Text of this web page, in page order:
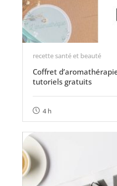
recette santé et beauté
Coffret
tutoriels gratuits
4 h